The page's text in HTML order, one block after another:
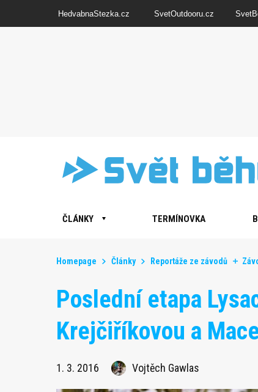
HedvabnaStezka.cz SvetOutdooru.cz
ČLÁNKY TERMÍNOVKA
Homepage Články Reportáže ze závodů
Poslední etapa
Krejčiříkovou a
1. 3. 2016 Vojtěch Gawlas